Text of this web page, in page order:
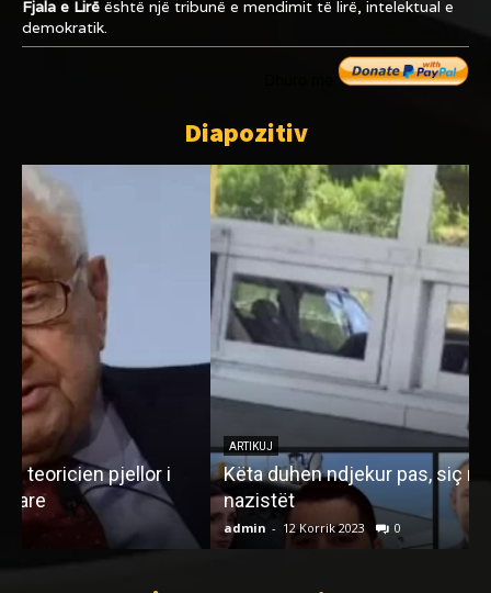
Fjala e Lirë është një tribunë e mendimit të lirë, intelektual e
demokratik.
Diapozitiv
ARTIKUJ
Këta duhen ndjekur pas, siç ndoqën hebrenjtë
nazistët
12 Korrik 2023 0